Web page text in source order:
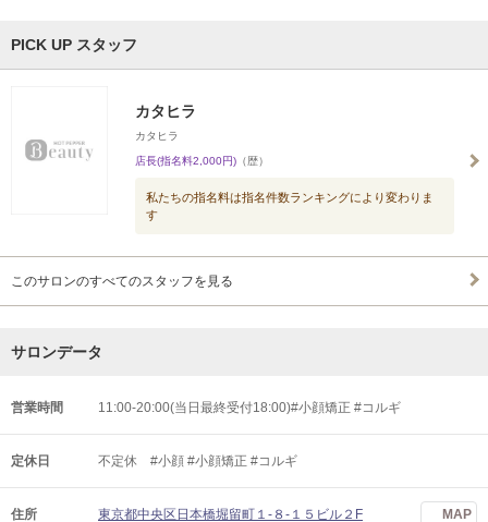
PICK UP スタッフ
カタヒラ
カタヒラ
店長(指名料2,000円) （歴）
私たちの指名料は指名件数ランキングにより変わりま
す
このサロンのすべてのスタッフを見る
サロンデータ
営業時間 11:00-20:00(当日最終受付18:00)#小顔矯正 #コルギ
定休日 不定休 #小顔 #小顔矯正 #コルギ
住所 東京都中央区日本橋堀留町１-８-１５ビル２F MAP